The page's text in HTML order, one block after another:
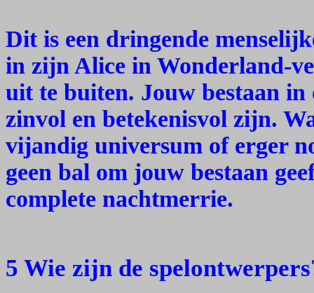
Dit is een dringende
in zijn Alice in Wonderland-
uit te buiten. Jouw bestaan in
zinvol en betekenisvol zijn.
vijandig universum of erger
geen bal om jouw bestaan
complete nachtmerrie.
5 Wie zijn de